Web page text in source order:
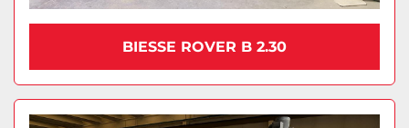
BIESSE ROVER B 2.30